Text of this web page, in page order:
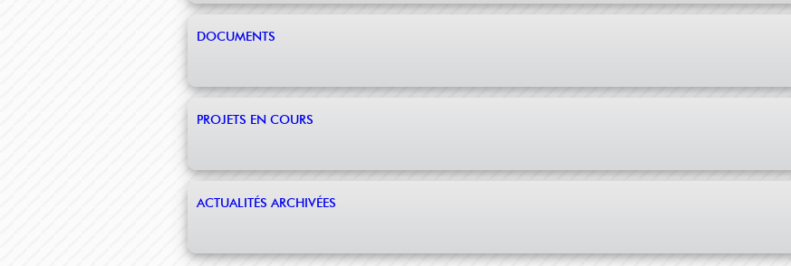
DOCUMENTS
PROJETS EN COURS
ACTUALITÉS ARCHIVÉES